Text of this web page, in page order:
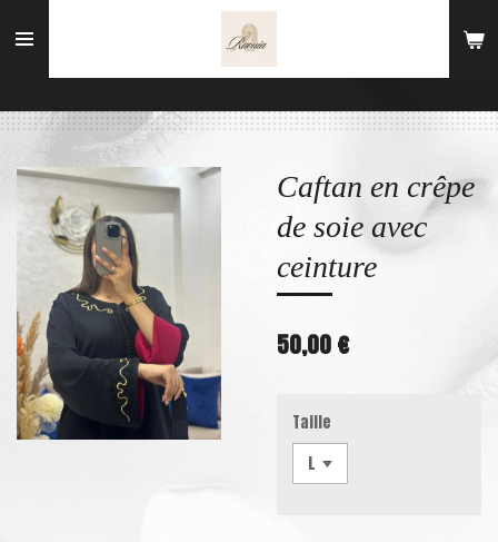
au
Caftan en crêpe
de soie avec
ceinture
50,00 €
Taille